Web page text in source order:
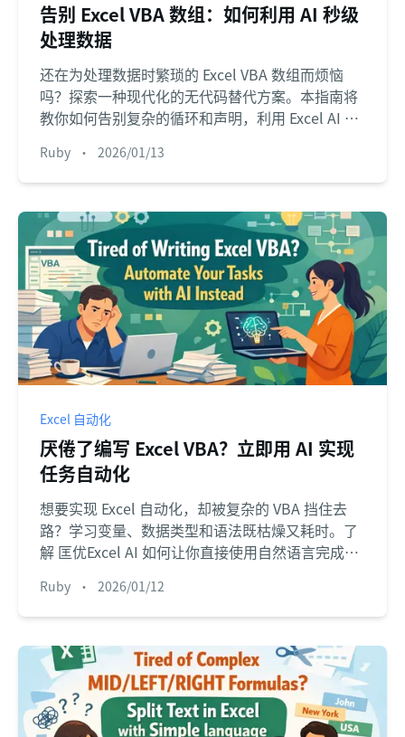
告别 Excel VBA 数组：如何利用 AI 秒级
处理数据
还在为处理数据时繁琐的 Excel VBA 数组而烦恼
吗？探索一种现代化的无代码替代方案。本指南将
教你如何告别复杂的循环和声明，利用 Excel AI 在
Ruby • 2026/01/13
Excel 自动化
厌倦了编写 Excel VBA？立即用 AI 实现
任务自动化
想要实现 Excel 自动化，却被复杂的 VBA 挡住去
路？学习变量、数据类型和语法既枯燥又耗时。了
解 匡优Excel AI 如何让你直接使用自然语言完成任
Ruby • 2026/01/12